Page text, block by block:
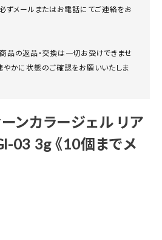
必ずメールまたはお電話にてご連絡をお
品の返品・交換は一切お受けできませ
やかに状態のご確認をお願いいたしま
ンカラージェル リア
03 3g 《10個までメ